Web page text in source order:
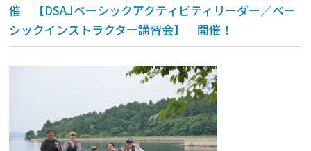
催 【DSAJベーシックアクティビティリーダー／ベー
シックインストラクター講習会】 開催！